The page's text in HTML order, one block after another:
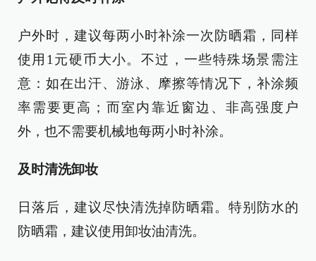
户外时，建议每两小时补涂一次防晒霜，同样
使用1元硬币大小。不过，一些特殊场景需注
意：如在出汗、游泳、摩擦等情况下，补涂频
率需要更高；而室内靠近窗边、非高强度户
外，也不需要机械地每两小时补涂。
及时清洗卸妆
日落后，建议尽快清洗掉防晒霜。特别防水的
防晒霜，建议使用卸妆油清洗。